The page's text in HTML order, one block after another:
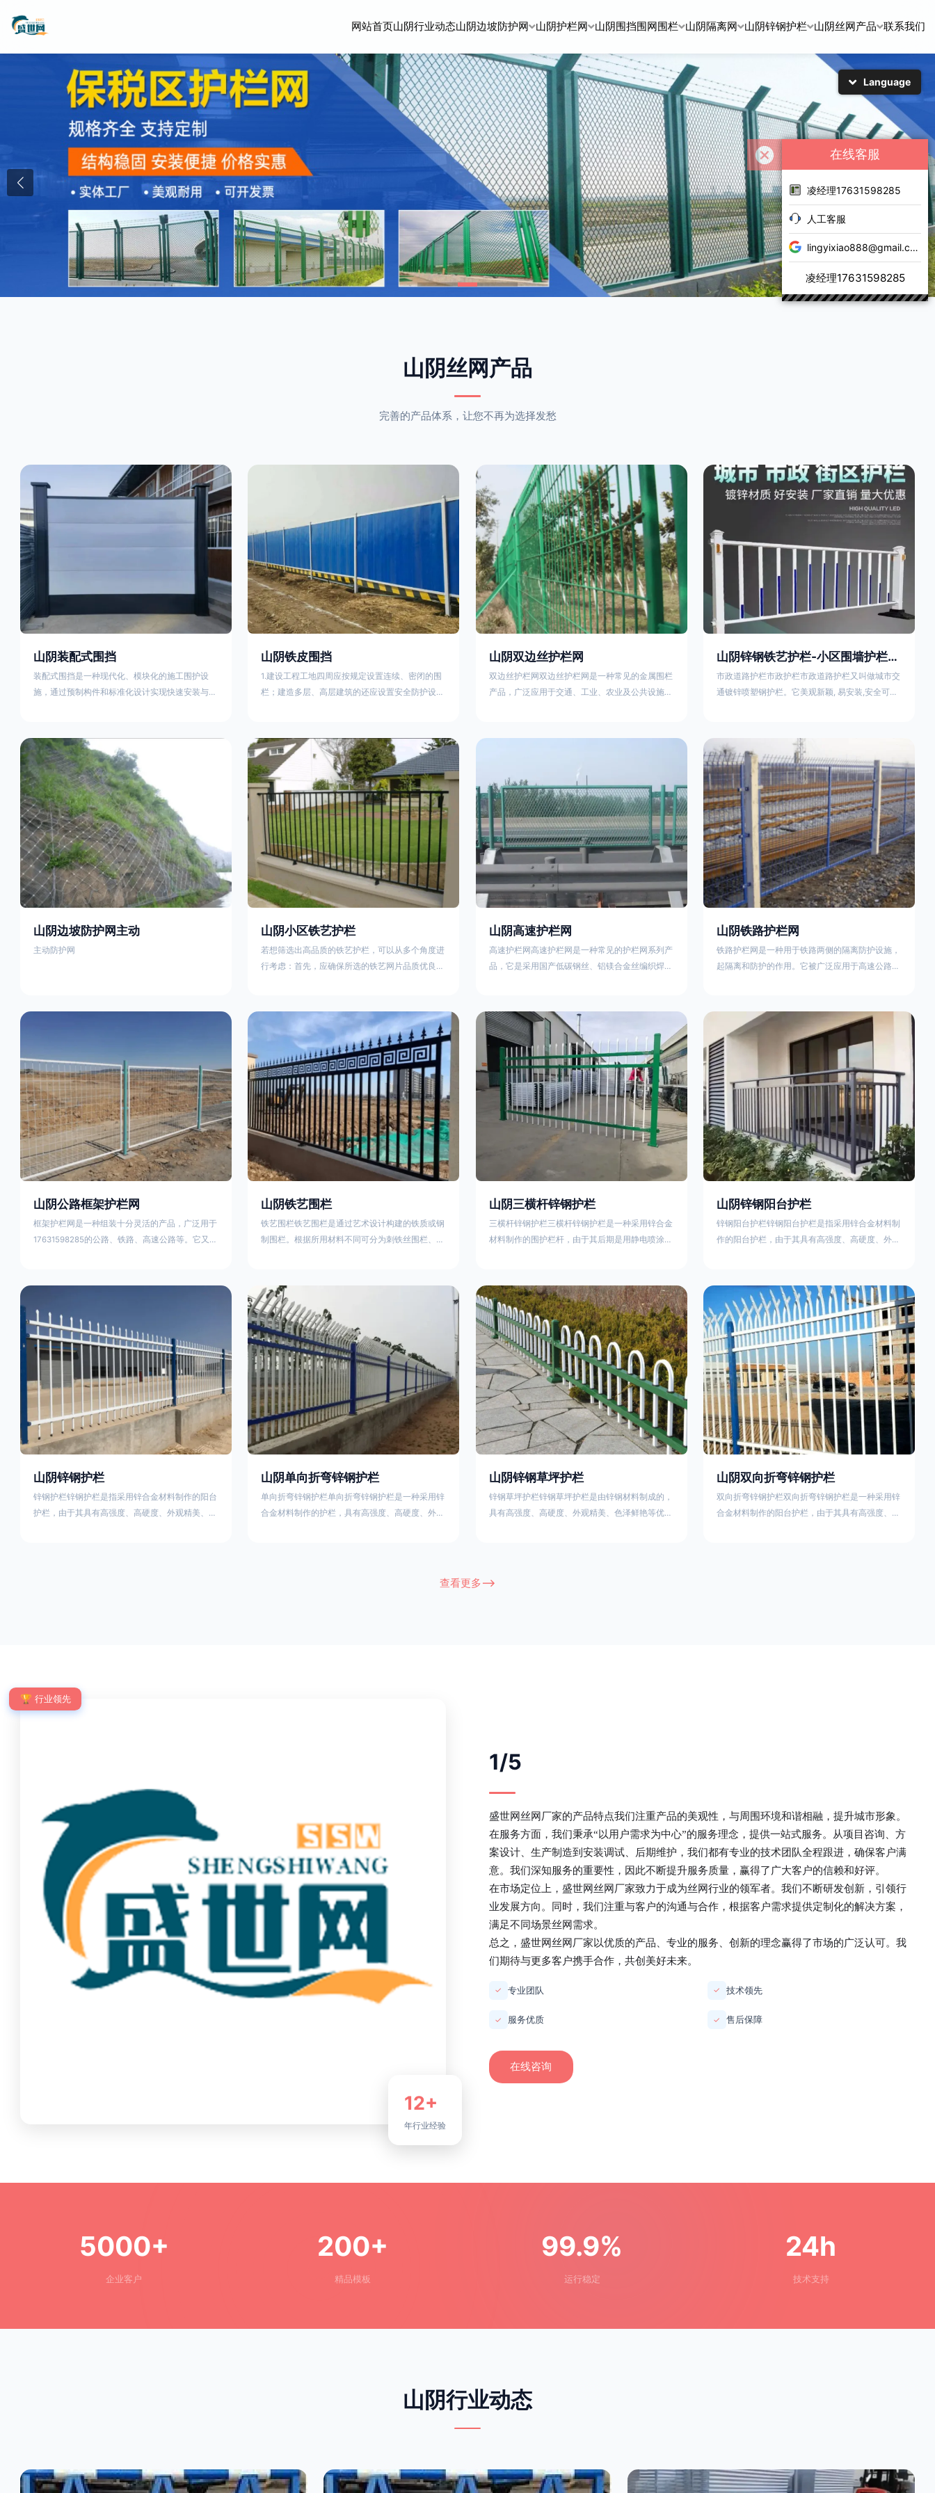
网站首页山阴行业动态山阴边坡防护网 山阴护栏网 山阴围挡围网围栏 山阴隔离网 山阴锌钢护栏 山阴丝网产品 联系我们
山阴丝网产品
完善的产品体系，让您不再为选择发愁
山阴装配式围挡
装配式围挡是一种现代化、模块化的施工围护设
施，通过预制构件和标准化设计实现快速安装与重
管立柱）与镀锌钢板、彩钢板等面板组合而成，通
过斜拉撑、横撑加强筋等部件增强整体稳定性立柱
规格：通常为100×100mm或120×120mm方管，壁
厚2.5-3.0mm；面板采用0.5-0.9mm镀锌板轧折成
型连接方式：采用C型
山阴铁皮围挡
1.建设工程工地四周应按规定设置连续、密闭的围
栏；建造多层、高层建筑的还应设置安全防护设
在其他路段设置的围栏，其高度不得低于1.8m。2.
围档使用的材料应保证围栏稳固、整洁、美观。市
政工程项目工地，可按工程进度分段设置围栏或按
规定使用统一的连续性护栏设施。施工单位不得在
工地围栏外堆放建筑材料、垃圾和工程渣土。在
山阴双边丝护栏网
双边丝护栏网双边丝护栏网是一种常见的金属围栏
产品，广泛应用于交通、工业、农业及公共设施等
及技术规范进行综合解析：一、基本概述定义与结
接或编织形成网格结构，网片两侧各有一根加固的
纵向钢丝（双边丝），用于与立柱连接固定。其表
面通常采用镀锌、喷塑或浸塑处理，以增强耐腐蚀
性
山阴锌钢铁艺护栏-小区围墙护栏- 2025年17631598285新报价
市政道路护栏市政护栏市政道路护栏又叫做城市交
通镀锌喷塑钢护栏。它美观新颖, 易安装,安全可靠,
口等的隔离。主导产品：太阳能防眩光护栏，镀锌
钢质隔离栏，市政道路隔离护栏，人行道路护栏，
机动与非机动隔离护栏、道路中心隔离护栏、带广
告牌道路隔离护栏、河道安全护栏、草坪花坛护栏
等市政道路隔离护栏规格齐全、品种多，可以任
山阴边坡防护网主动
主动防护网
山阴小区铁艺护栏
若想筛选出高品质的铁艺护栏，可以从多个角度进
行考虑：首先，应确保所选的铁艺网片品质优良，
好的制造机器之间的熟练程度。其次，选择耐用的
锻造铁艺产品，这类铁艺护栏比普通钢管护栏要坚
固许多，且外观更加美观、有层次。此外，还应注
重立柱与框架的选择，例如角钢或圆钢的选用应根
据不同部位的需求来定，以确保整体结构的稳固
性。17631598285
山阴高速护栏网
高速护栏网高速护栏网是一种常见的护栏网系列产
品，它是采用国产低碳钢丝、铝镁合金丝编织焊接
其作用是防止对面车辆灯光的照射，增加公路行驶
的安全性。另一种是高速公路两侧的防护网，其作
用是防止车辆失控冲出路面，保护行车人员和车辆
的安全 。双边丝高速护栏网又称‘双边丝隔离栅’，
采用冷拔低碳钢丝焊接成网筒状卷边与网面一体，
山阴铁路护栏网
铁路护栏网是一种用于铁路两侧的隔离防护设施，
起隔离和防护的作用。它被广泛应用于高速公路、
量在于原材料及加工过程，它的外观质量取决于施
工过程，施工中要重视施工准备和打桩机的组合，
不断总结经验，加强施工管理，是安装质量得以保
证。铁路护栏网是一种用于铁路两侧的隔离防护设
施，它的主要作用是防止车辆和人员越过护栏造成
危险事
山阴公路框架护栏网
框架护栏网是一种组装十分灵活的产品，广泛用于
17631598285的公路、铁路、高速公路等。它又被
而成，具有防腐、抗锈、美观等特点 。框架护栏
理(换填夯实),顺坡和开挖基坑，立柱临时定位，安
装防护栏网片，浇筑立柱混泥土基础，护栏网整体
紧固及调整 。框架护栏网的规格包括以下内容：
山阴铁艺围栏
铁艺围栏铁艺围栏是通过艺术设计构建的铁质或钢
制围栏。根据所用材料不同可分为刺铁丝围栏、电
栏、水泥围栏等。铁艺围栏是通过艺术设计构建的
铁质或钢制围栏。根据所用材料不同可分为刺铁丝
围栏、电围栏、木桩围栏、生物围栏、铁丝网围
栏、沟围栏、土墙围栏、石块墙围栏、柳芭围栏、
PVC围栏、水泥围栏等。如果您需要使用铁艺围
栏，建议
山阴三横杆锌钢护栏
三横杆锌钢护栏三横杆锌钢护栏是一种采用锌合金
材料制作的围护栏杆，由于其后期是用静电喷涂处
通等使用的主流产品。星工(XINGGONG)是一家专
业生产锌钢护栏的公司，其三横杆锌钢护栏特点如
下：1线条流畅，色彩鲜明，稳重大气；2坚固耐
用，经济实惠；3样式结构设计多样化满足各种不
同场所的需求 。三横杆锌钢护栏的使用方法
山阴锌钢阳台护栏
锌钢阳台护栏锌钢阳台护栏是指采用锌合金材料制
作的阳台护栏，由于其具有高强度、高硬度、外观
栏锌钢百叶窗锌钢防盗窗锌钢防护栏锌钢配件组合
锌钢组装护栏组装防盗窗组装防护栏组装锌合金组
装。传统的阳台护栏使用铁条材料，需要借助电焊
等工艺技术，而且质地较软、容易生锈、色彩单
一。锌钢阳台护栏的安装方法因情况而异，但是一
般采
山阴锌钢护栏
锌钢护栏锌钢护栏是指采用锌合金材料制作的阳台
护栏，由于其具有高强度、高硬度、外观精美、色
山阴单向折弯锌钢护栏
单向折弯锌钢护栏单向折弯锌钢护栏是一种采用锌
合金材料制作的护栏，具有高强度、高硬度、外观
栓，再加上防盗垫圈，这样能够避免护栏被人轻易
山阴锌钢草坪护栏
锌钢草坪护栏锌钢草坪护栏是由锌钢材料制成的，
具有高强度、高硬度、外观精美、色泽鲜艳等优
山阴双向折弯锌钢护栏
双向折弯锌钢护栏双向折弯锌钢护栏是一种采用锌
合金材料制作的阳台护栏，由于其具有高强度、高
查看更多-->
12+
年行业经验
🏆 行业领先
1/5
盛世网丝网厂家的产品特点我们注重产品的美观性，与周围环境和谐相融，提升城市形象。
在服务方面，我们秉承“以用户需求为中心”的服务理念，提供一站式服务。从项目咨询、方
案设计、生产制造到安装调试、后期维护，我们都有专业的技术团队全程跟进，确保客户满
意。我们深知服务的重要性，因此不断提升服务质量，赢得了广大客户的信赖和好评。
在市场定位上， 盛世网丝网厂家致力于成为丝网行业的领军者。我们不断研发创新，引领行
业发展方向。同时，我们注重与客户的沟通与合作，根据客户需求提供定制化的解决方案，
满足不同场景丝网需求。
总之， 盛世网丝网厂家以优质的产品、专业的服务、创新的理念赢得了市场的广泛认可。我
们期待与更多客户携手合作，共创美好未来。
✓ 专业团队 ✓ 技术领先
✓ 服务优质 ✓ 售后保障
在线咨询
5000+
企业客户
200+
精品模板
99.9%
运行稳定
24h
技术支持
山阴行业动态
在线客服
凌经理17631598285
人工客服
lingyixiao888@gmail.com
凌经理17631598285
Language
简体中文
English
日本語
한국어